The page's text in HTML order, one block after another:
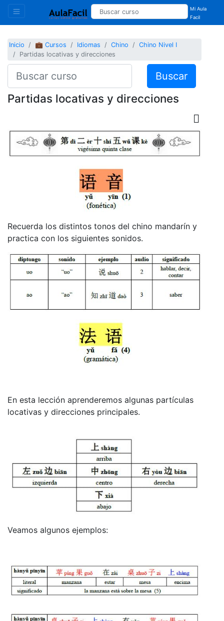
Mi Aula
Facil
Inicio 💼 Cursos Idiomas Chino
Chino Nivel I
Partidas locativas y direcciones
Buscar
Partidas locativas y direcciones
Recuerda los distintos tonos del chino mandarín y
practica con los siguientes sonidos.
En esta lección aprenderemos algunas partículas
locativas y direcciones principales.
Veamos algunos ejemplos: